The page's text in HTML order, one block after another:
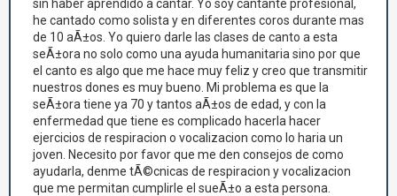
sin haber aprendido a cantar. Yo soy cantante profesional,
he cantado como solista y en diferentes coros durante mas
de 10 aÃ±os. Yo quiero darle las clases de canto a esta
seÃ±ora no solo como una ayuda humanitaria sino por que
el canto es algo que me hace muy feliz y creo que transmitir
nuestros dones es muy bueno. Mi problema es que la
seÃ±ora tiene ya 70 y tantos aÃ±os de edad, y con la
enfermedad que tiene es complicado hacerla hacer
ejercicios de respiracion o vocalizacion como lo haria un
joven. Necesito por favor que me den consejos de como
ayudarla, denme tÃ©cnicas de respiracion y vocalizacion
que me permitan cumplirle el sueÃ±o a esta persona.